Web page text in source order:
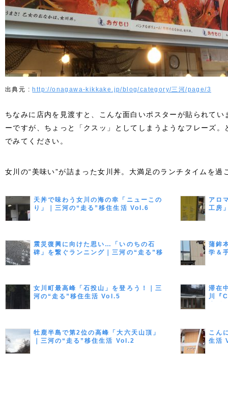
http://onagawa-kikkake.jp/blog/category/三河/page/3
ちなみに店内を見渡すと、こんな面白いポスターが貼られて
ーですが、ちょっと「クスッ」としてしまうようなフレーズ
でみてください。
女川の“美味い”が詰まった女川丼。大満足のランチタイムを過
天丼で味わう女川の海の幸「ニューこの
り」｜三河の“走る”移住生活 Vol.6
アロ
工房
震災復興に向けた思い…「いのちの石
碑」を繋ぐランニング｜三河の“走る”移
蒲鉾
学＆
女川町最高峰「石投山」を登ろう！｜三
河の“走る”移住生活 Vol.5
滞在
川『
牡鹿半島で第2位の高峰「大六天山頂」
｜三河の“走る”移住生活 Vol.2
こん
生活